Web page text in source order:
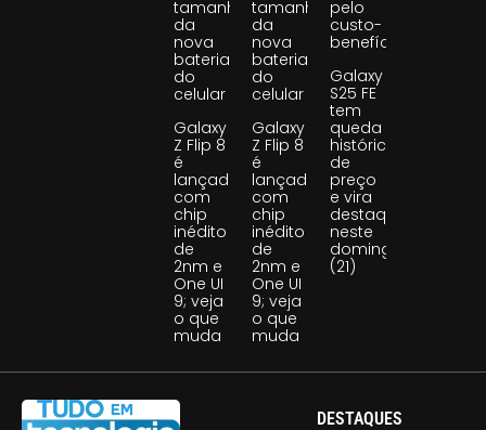
tamanho
da
nova
bateria
do
celular
Galaxy
Z Flip 8
é
lançado
com
chip
inédito
de
2nm e
One UI
9; veja
o que
muda
tamanho
da
nova
bateria
do
celular
Galaxy
Z Flip 8
é
lançado
com
chip
inédito
de
2nm e
One UI
9; veja
o que
muda
pelo
custo-
benefício
Galaxy
S25 FE
tem
queda
histórica
de
preço
e vira
destaque
neste
domingo
(21)
DESTAQUES